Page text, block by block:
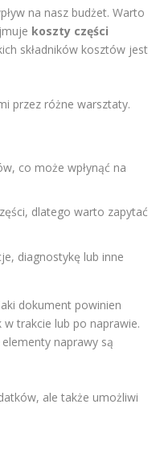
na nasz budżet. Warto
koszty części
składników kosztów jest
przez różne warsztaty.
co może wpłynąć na
dlatego warto zapytać
diagnostykę lub inne
dokument powinien
trakcie lub po naprawie.
naprawy są
ale także umożliwi